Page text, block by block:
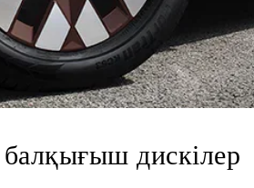
дискілер